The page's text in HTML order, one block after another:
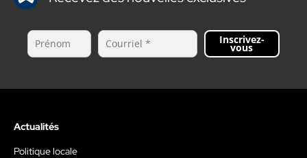
Inscrivez-
vous
Actualités
Politique locale